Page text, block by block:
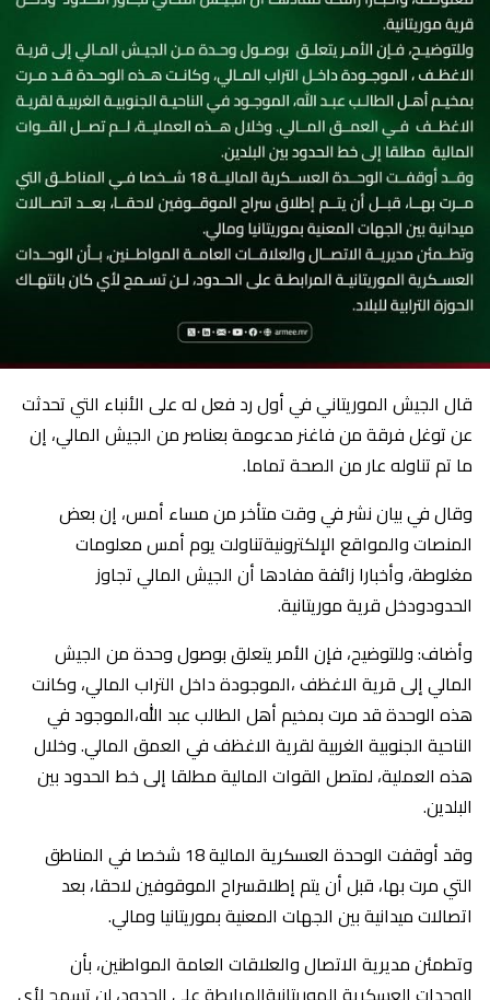
قال الجيش الموريتاني في أول رد فعل له على الأنباء التي تحدثت
عن توغل فرقة من فاغنر مدعومة بعناصر من الجيش المالي، إن
ما تم تناوله عار من الصحة تماما.
وقال في بيان نشر في وقت متأخر من مساء أمس، إن بعض
المنصات والمواقع الإلكترونيةتناولت يوم أمس معلومات
مغلوطة، وأخبارا زائفة مفادها أن الجيش المالي تجاوز
الحدودودخل قرية موريتانية.
وأضاف: وللتوضيح، فإن الأمر يتعلق بوصول وحدة من الجيش
المالي إلى قرية الاغظف ،الموجودة داخل التراب المالي، وكانت
هذه الوحدة قد مرت بمخيم أهل الطالب عبد الله،الموجود في
الناحية الجنوبية الغربية لقرية الاغظف في العمق المالي. وخلال
هذه العملية، لمتصل القوات المالية مطلقا إلى خط الحدود بين
البلدين.
وقد أوقفت الوحدة العسكرية المالية 18 شخصا في المناطق
التي مرت بها، قبل أن يتم إطلاقسراح الموقوفين لاحقا، بعد
اتصالات ميدانية بين الجهات المعنية بموريتانيا ومالي.
وتطمئن مديرية الاتصال والعلاقات العامة المواطنين، بأن